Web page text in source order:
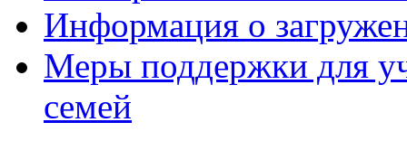
Информация о
Меры поддержки для
семей